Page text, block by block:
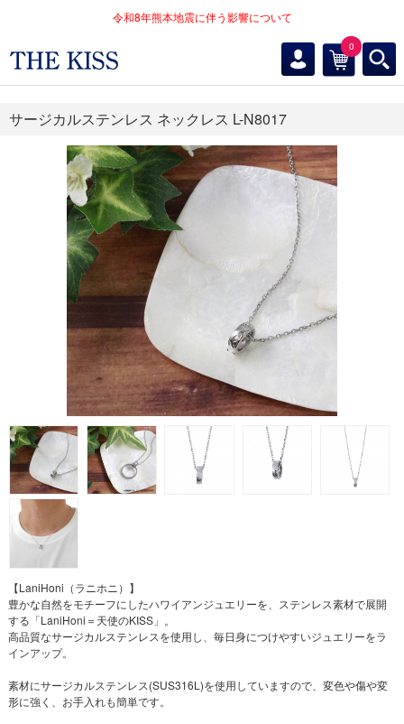
令和8年熊本地震に伴う影響について
0
サージカルステンレス ネックレス L-N8017
【LaniHoni（ラニホニ）】
豊かな自然をモチーフにしたハワイアンジュエリーを、ステンレス素材で展開
する「LaniHoni＝天使のKISS」。
高品質なサージカルステンレスを使用し、毎日身につけやすいジュエリーをラ
インアップ。
素材にサージカルステンレス(SUS316L)を使用していますので、変色や傷や変
形に強く、お手入れも簡単です。